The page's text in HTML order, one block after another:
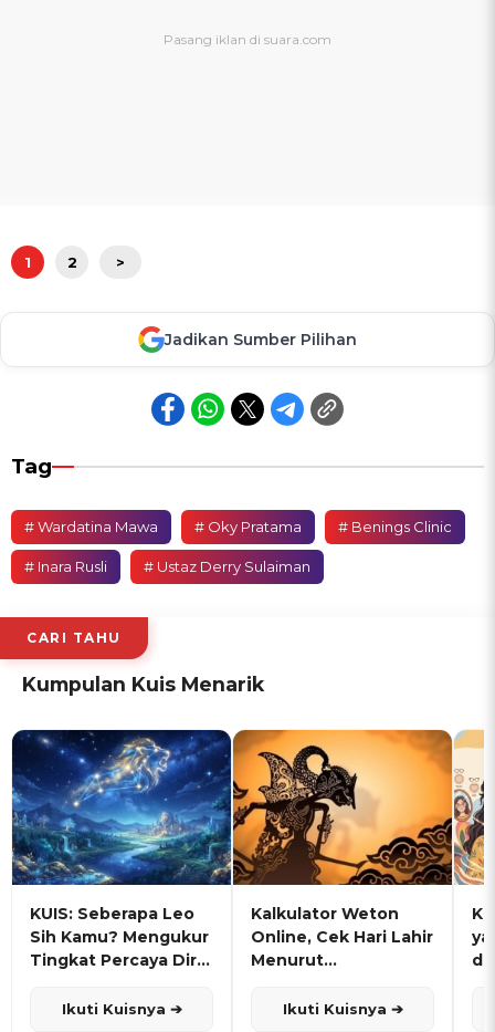
1 2 >
Jadikan Sumber Pilihan
Tag
# Wardatina Mawa # Oky Pratama # Benings Clinic
# Inara Rusli # Ustaz Derry Sulaiman
CARI TAHU
Kumpulan Kuis Menarik
KUIS: Seberapa Leo
Sih Kamu? Mengukur
Tingkat Percaya Diri
Ikuti Kuisnya ➔
Kalkulator Weton
Online, Cek Hari Lahir
Menurut
Ikuti Kuisnya ➔